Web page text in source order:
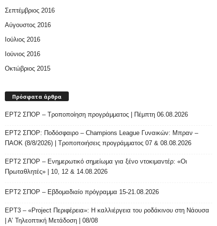
Σεπτέμβριος 2016
Αύγουστος 2016
Ιούλιος 2016
Ιούνιος 2016
Οκτώβριος 2015
Πρόσφατα άρθρα
ΕΡΤ2 ΣΠΟΡ – Τροποποίηση προγράμματος | Πέμπτη 06.08.2026
ΕΡΤ2 ΣΠΟΡ: Ποδόσφαιρο – Champions League Γυναικών: Μπραν –
ΠΑΟΚ (8/8/2026) | Τροποποιήσεις προγράμματος 07 & 08.08.2026
ΕΡΤ2 ΣΠΟΡ – Ενημερωτικό σημείωμα για ξένο ντοκιμαντέρ: «Οι
Πρωταθλητές» | 10, 12 & 14.08.2026
ΕΡΤ2 ΣΠΟΡ – Εβδομαδιαίο πρόγραμμα 15-21.08.2026
ΕΡΤ3 – «Project Περιφέρεια»: Η καλλιέργεια του ροδάκινου στη Νάουσα
| Α’ Τηλεοπτική Μετάδοση | 08/08